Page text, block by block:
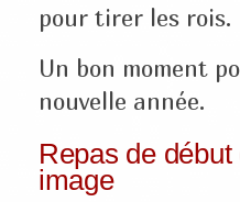
pour tirer les rois.
Un bon moment
nouvelle année.
Repas de
image